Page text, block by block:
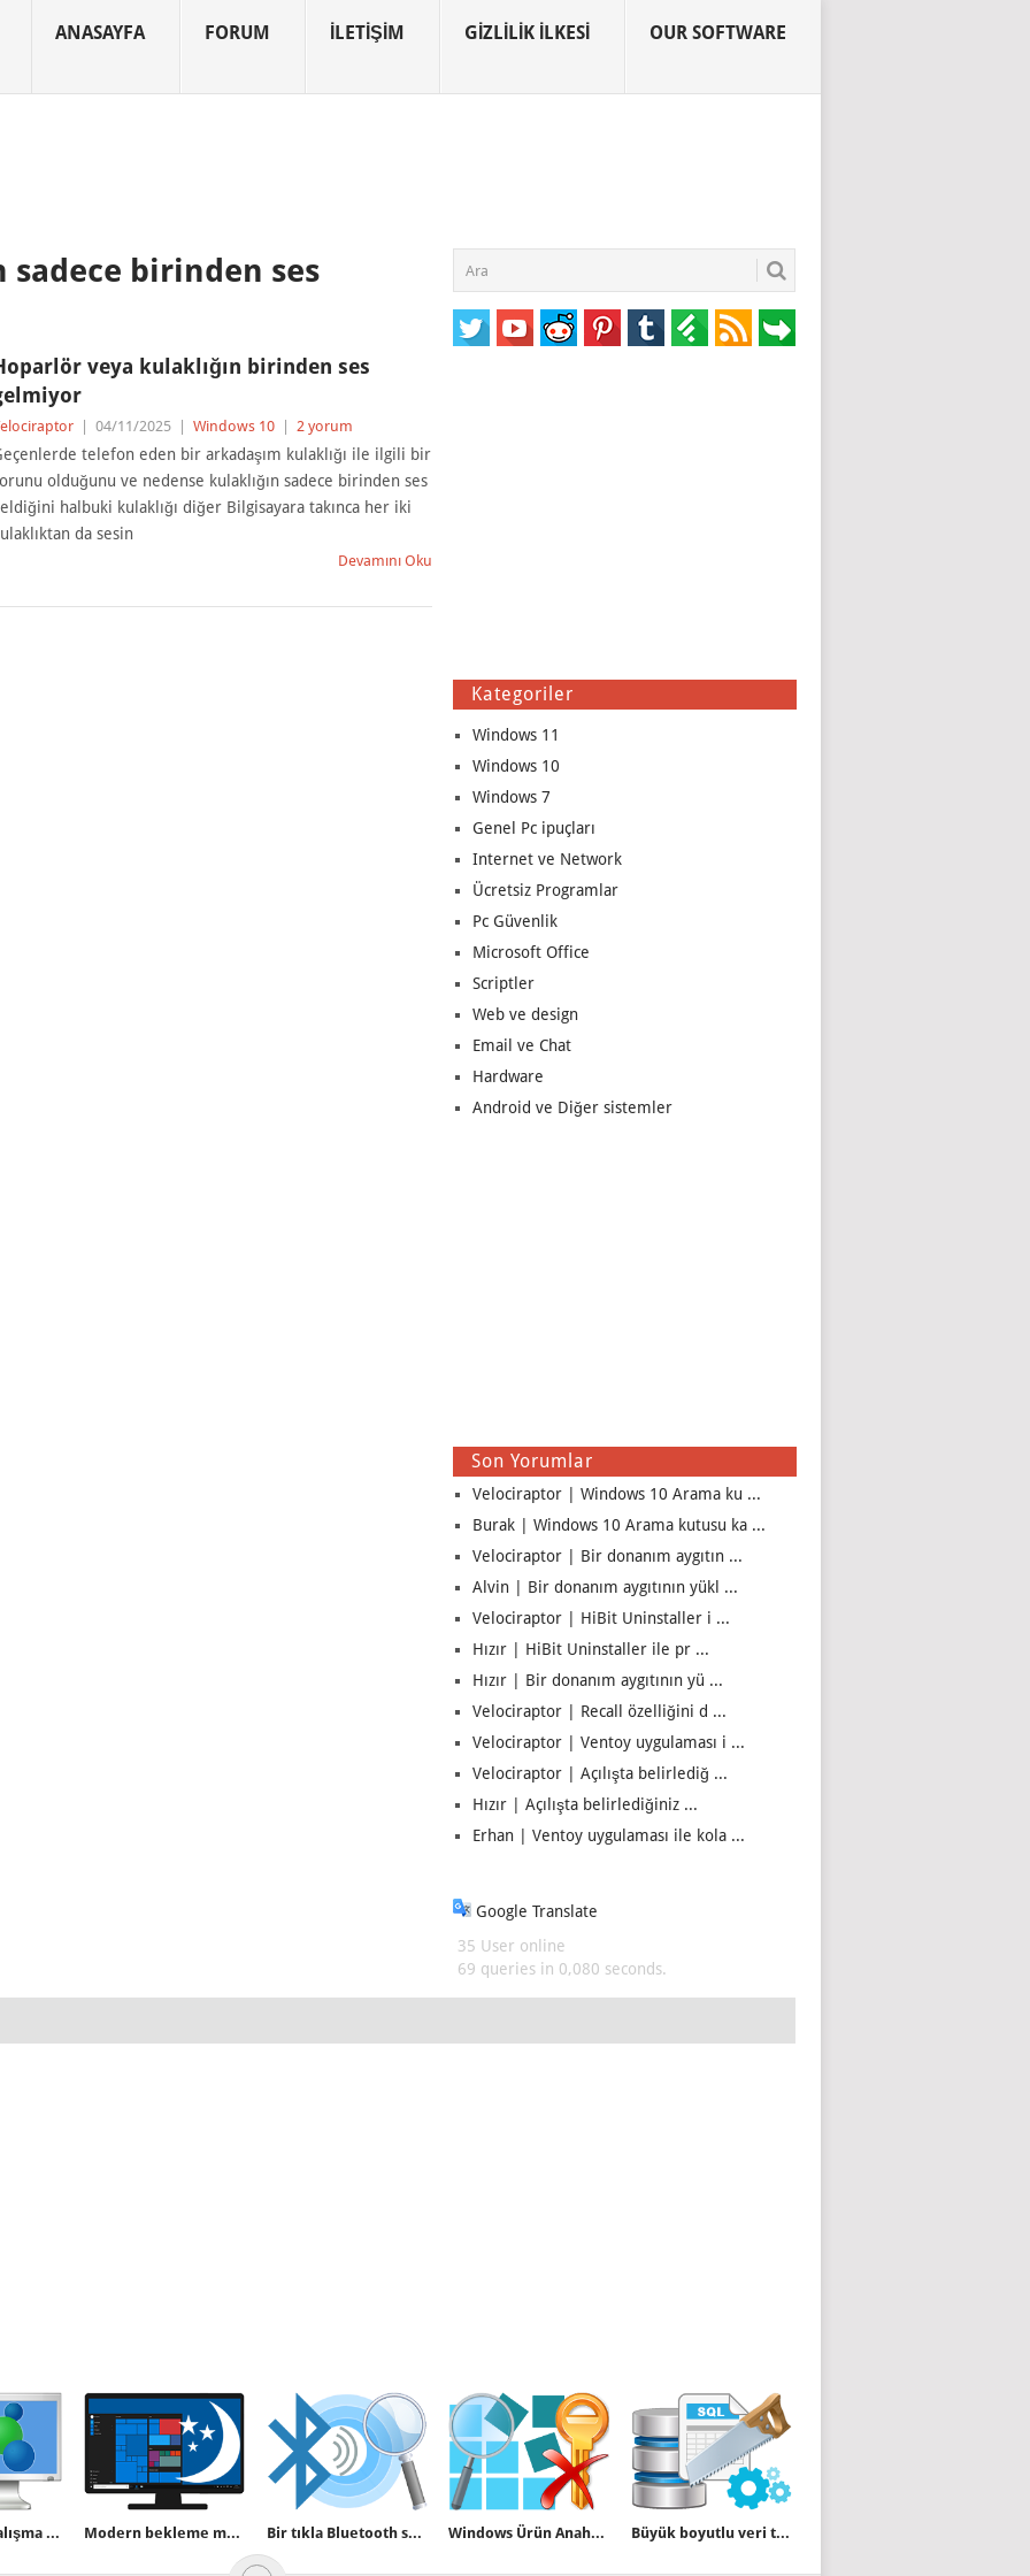
ANASAYFA FORUM İLETIŞIM GIZLILIK İLKESI OUR SOFTWARE
birinden ses
veya kulaklığın birinden ses
04/11/2025 Windows 10 2 yorum
telefon eden bir arkadaşım kulaklığı ile ilgili bir
olduğunu ve nedense kulaklığın sadece birinden ses
halbuki kulaklığı diğer Bilgisayara takınca her iki
da sesin
Devamını Oku
Kategoriler
Windows 11
Windows 10
Windows 7
Genel Pc ipuçları
Internet ve Network
Ücretsiz Programlar
Pc Güvenlik
Microsoft Office
Scriptler
Web ve design
Email ve Chat
Hardware
Android ve Diğer sistemler
Son Yorumlar
Velociraptor | Windows 10 Arama ku ...
Burak | Windows 10 Arama kutusu ka ...
Velociraptor | Bir donanım aygıtın ...
Alvin | Bir donanım aygıtının yükl ...
Velociraptor | HiBit Uninstaller i ...
Hızır | HiBit Uninstaller ile pr ...
Hızır | Bir donanım aygıtının yü ...
Velociraptor | Recall özelliğini d ...
Velociraptor | Ventoy uygulaması i ...
Velociraptor | Açılışta belirlediğ ...
Hızır | Açılışta belirlediğiniz ...
Erhan | Ventoy uygulaması ile kola ...
Google Translate
35 User online
69 queries in 0,080 seconds.
Windows ta Çalışma grubu ismi nasıl değiştirilir Modern bekleme modu özelliği nedir Bir tıkla Bluetooth sürümünüzü bulun Windows Ürün Anahtarını Registryden Silme Büyük boyutlu veri tabanı yükleme yöntemleri